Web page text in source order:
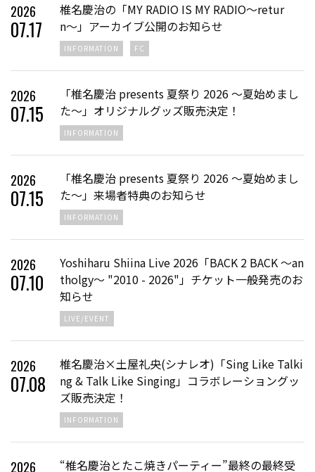
2026
07.17
椎名慶治の「MY RADIO IS MY RADIO〜retur
n〜」アーカイブ公開のお知らせ
INFORMATION FC
2026
07.15
「椎名慶治 presents 夏祭り 2026 ～夏始めまし
た～」オリジナルグッズ販売決定！
INFORMATION
2026
07.15
「椎名慶治 presents 夏祭り 2026 〜夏始めまし
た～」来場者特典のお知らせ
INFORMATION
2026
07.10
Yoshiharu Shiina Live 2026「BACK 2 BACK 〜an
tholgy〜 "2010 - 2026"」チケット一般発売のお
知らせ
LIVE/EVENT
2026
07.08
椎名慶治×土屋礼央(シナレオ)「Sing Like Talki
ng & Talk Like Singing」コラボレーショングッ
ズ販売決定！
INFORMATION
2026
“椎名慶治とたこ焼きパーティー”最終の最終受